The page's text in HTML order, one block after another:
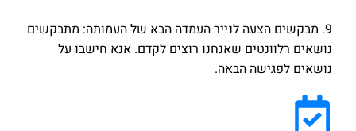
9. מבקשים הצעה לנייר העמדה הבא של העמותה: מתבקשים
נושאים רלוונטים שאנחנו רוצים לקדם. אנא חישבו על
נושאים לפגישה הבאה.